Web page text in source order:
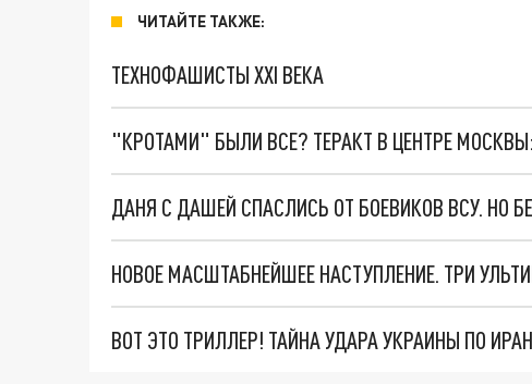
ЧИТАЙТЕ ТАКЖЕ:
ТЕХНОФАШИСТЫ XXI ВЕКА
"КРОТАМИ" БЫЛИ ВСЕ? ТЕРАКТ В ЦЕНТРЕ
ДАНЯ С ДАШЕЙ СПАСЛИСЬ ОТ БОЕВИКОВ ВСУ. НО
ВОТ ЭТО ТРИЛЛЕР! ТАЙНА УДАРА УКРАИНЫ ПО